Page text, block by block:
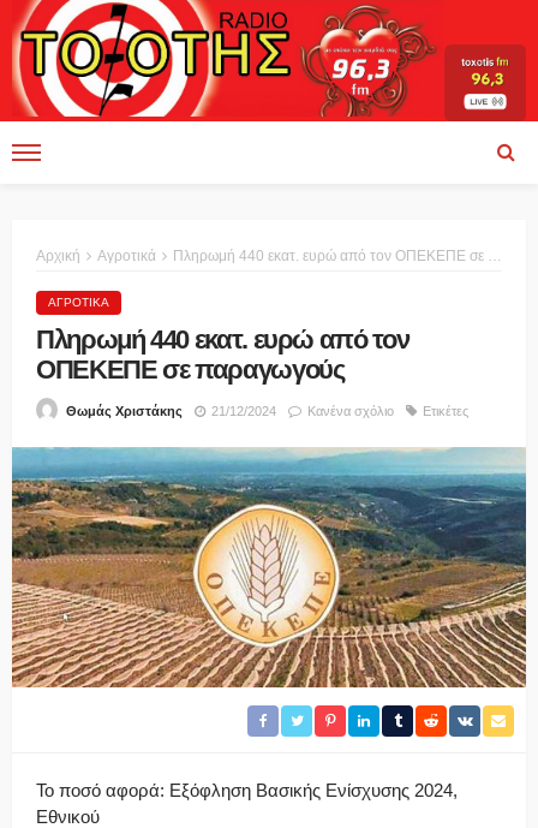
Αρχική Αγροτικά Πληρωμή 440 εκατ. ευρώ από τον ΟΠΕΚΕΠΕ σε παραγωγούς
ΑΓΡΟΤΙΚΆ
Πληρωμή 440 εκατ. ευρώ από τον
ΟΠΕΚΕΠΕ σε παραγωγούς
Θωμάς Χριστάκης 21/12/2024 Κανένα σχόλιο Ετικέτες
Το ποσό αφορά: Εξόφληση Βασικής Ενίσχυσης 2024,
Εθνικού